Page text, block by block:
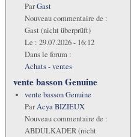
ParGast
Nouveau commentaire de :
Gast (nicht überprüft)
Le : 29.07.2026 - 16:12
Dans le forum :
Achats - ventes
vente basson Genuine
vente basson Genuine
ParAcya BIZIEUX
Nouveau commentaire de :
ABDULKADER (nicht